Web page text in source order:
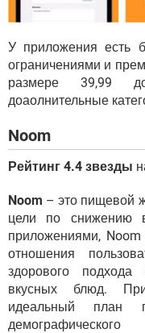
У приложения есть
ограничениями и
размере 39,99
доаолнительные
Noom
Рейтинг 4.4 звезды
Noom – это пищевой
цели по снижению
приложениями,
отношения
здорового
вкусных блюд.
идеальный план